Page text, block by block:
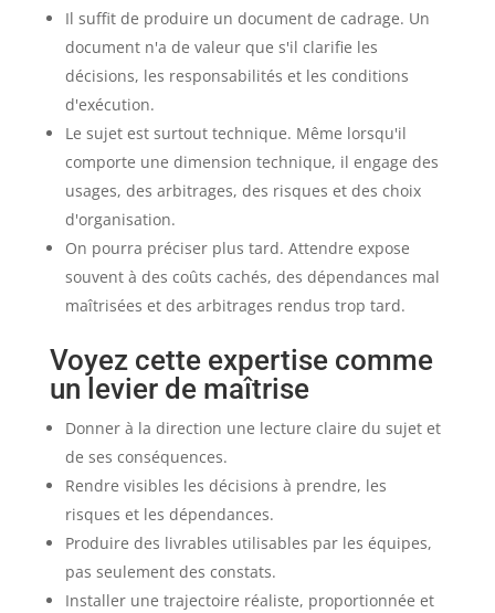
Il suffit de produire un document de cadrage. Un
document n'a de valeur que s'il clarifie les
décisions, les responsabilités et les conditions
d'exécution.
Le sujet est surtout technique. Même lorsqu'il
comporte une dimension technique, il engage des
usages, des arbitrages, des risques et des choix
d'organisation.
On pourra préciser plus tard. Attendre expose
souvent à des coûts cachés, des dépendances mal
maîtrisées et des arbitrages rendus trop tard.
Voyez cette expertise comme
un levier de maîtrise
Donner à la direction une lecture claire du sujet et
de ses conséquences.
Rendre visibles les décisions à prendre, les
risques et les dépendances.
Produire des livrables utilisables par les équipes,
pas seulement des constats.
Installer une trajectoire réaliste, proportionnée et